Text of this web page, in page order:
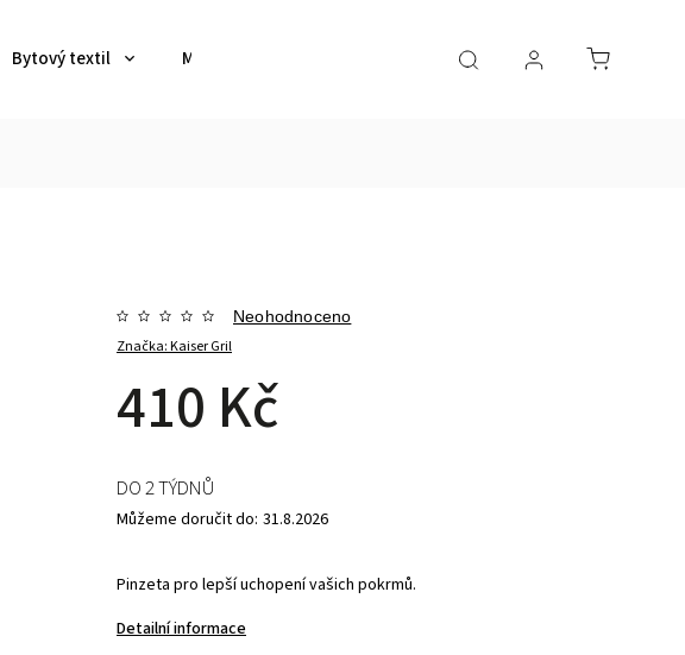
Bytový textil Merch Inspirace Obchodní
Značka:Kaiser Gril
Neohodnoceno
410 Kč
Pinzeta pro lepší uchopení vašich pokrmů.
Detailní informace
DO 2 TÝDNŮ
Můžeme doručit do: 31.8.2026